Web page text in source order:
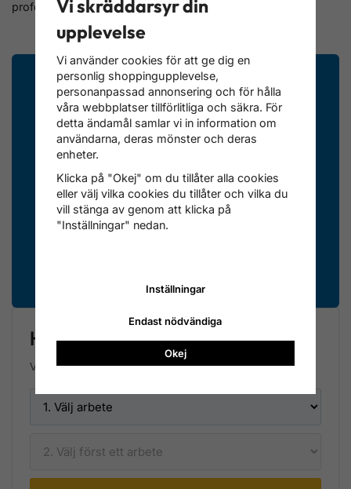
professionella resultat snabbare.
Osäker på vilket verktyg du
behöver?
Våra experter hjälper dig att hitta rätt verktyg för din
bil och ditt arbete – oavsett om du är verkstad eller
hemmafixare.
Hitta rätt verktyg snabbare
Välj arbete och sedan bilmärke eller underkategori.
Vi skräddarsyr din
upplevelse
Vi använder cookies för att ge dig en
personlig shoppingupplevelse,
personanpassad annonsering och för hålla
våra webbplatser tillförlitliga och säkra. För
detta ändamål samlar vi in information om
användarna, deras mönster och deras
enheter.
Klicka på "Okej" om du tillåter alla cookies
eller välj vilka cookies du tillåter och vilka du
vill stänga av genom att klicka på
"Inställningar" nedan.
Inställningar
Endast nödvändiga
Okej